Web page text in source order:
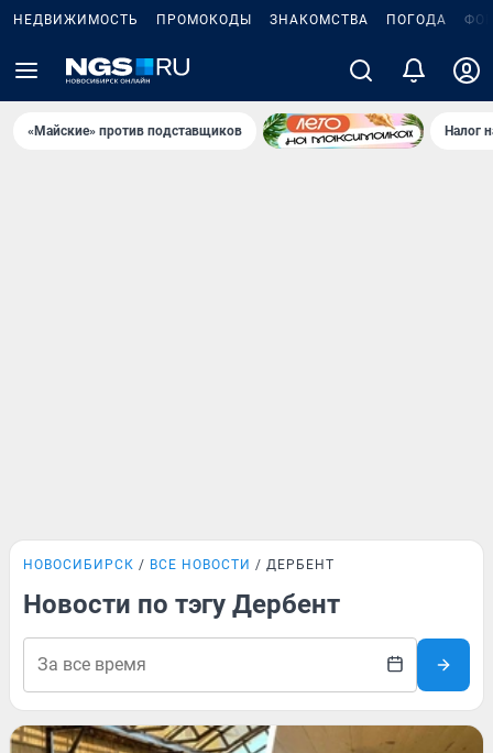
НЕДВИЖИМОСТЬ ПРОМОКОДЫ ЗНАКОМСТВА ПОГОДА
«Майские» против подставщиков Налог
НОВОСИБИРСК ВСЕ НОВОСТИ ДЕРБЕНТ
Новости по тэгу Дербент